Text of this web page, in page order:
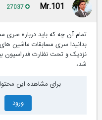
Mr.101
شد،
برای مشاهده این محتوا
ورود